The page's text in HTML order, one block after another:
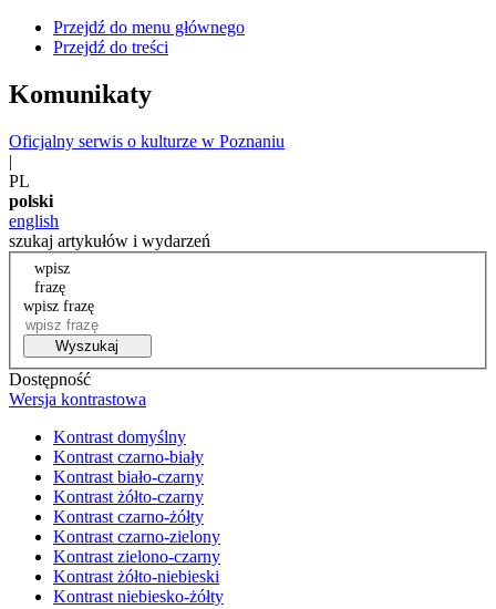
Przejdź do menu głównego
Przejdź do treści
Komunikaty
Oficjalny serwis o kulturze w Poznaniu
|
PL
polski
english
szukaj artykułów i wydarzeń
wpisz
frazę
wpisz frazę
Wyszukaj
Dostępność
Wersja kontrastowa
Kontrast domyślny
Kontrast czarno-biały
Kontrast biało-czarny
Kontrast żółto-czarny
Kontrast czarno-żółty
Kontrast czarno-zielony
Kontrast zielono-czarny
Kontrast żółto-niebieski
Kontrast niebiesko-żółty